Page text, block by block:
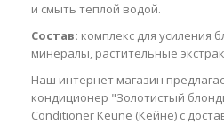
и смыть теплой водой.
Состав: комплекс для усиления
минералы, растительные
Наш интернет магазин
кондиционер "Золотистый
Conditioner Keune (Кейне) с